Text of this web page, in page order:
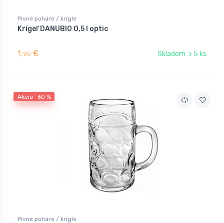
Pivné poháre / krígle
Krígeľ DANUBIO 0,5 l optic
1,90 € Skladom: > 5 ks
Akcia -60 %
Pivné poháre / krígle